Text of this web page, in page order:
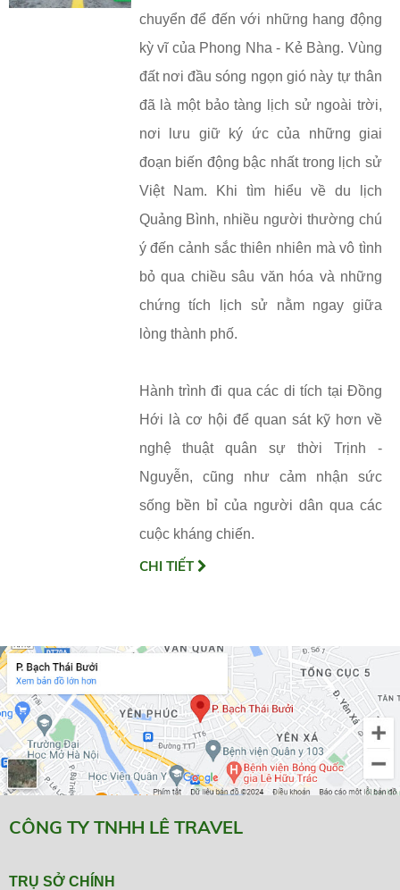
chuyển để đến với những hang động
kỳ vĩ của Phong Nha - Kẻ Bàng. Vùng
đất nơi đầu sóng ngọn gió này tự thân
đã là một bảo tàng lịch sử ngoài trời,
nơi lưu giữ ký ức của những giai
đoạn biến động bậc nhất trong lịch sử
Việt Nam. Khi tìm hiểu về du lịch
Quảng Bình, nhiều người thường chú
ý đến cảnh sắc thiên nhiên mà vô tình
bỏ qua chiều sâu văn hóa và những
chứng tích lịch sử nằm ngay giữa
lòng thành phố.
Hành trình đi qua các di tích tại Đồng
Hới là cơ hội để quan sát kỹ hơn về
nghệ thuật quân sự thời Trịnh -
Nguyễn, cũng như cảm nhận sức
sống bền bỉ của người dân qua các
cuộc kháng chiến.
CHI TIẾT
CÔNG TY TNHH LÊ TRAVEL
TRỤ SỞ CHÍNH